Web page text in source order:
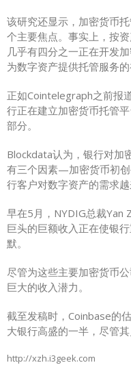
该研究还显示，加密货币
个主要焦点。事实上，按
几乎有四分之一正在开发
为数字资产提供托管服务的
正如Cointelegraph之前报
行正在建立加密货币托管
部分。
Blockdata认为，银行对加
有三个因素—加密货币初
行客户对数字资产的需求越
早在5月，NYDIG总裁Yan
巨头的巨额收入正在使银
默。
尽管为这些主要加密货币
巨大的收入潜力。
截至发稿时，Coinbase的
大银行高盛的一半，尽管
http://xzh.i3geek.com